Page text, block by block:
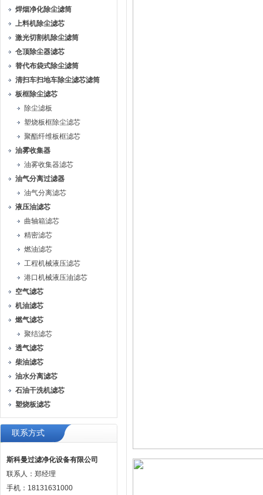
焊烟净化除尘滤筒
上料机除尘滤芯
激光切割机除尘滤筒
仓顶除尘器滤芯
替代布袋式除尘滤筒
清扫车扫地车除尘滤芯滤筒
板框除尘滤芯
除尘滤板
塑烧板框除尘滤芯
聚酯纤维板框滤芯
油雾收集器
油雾收集器滤芯
油气分离过滤器
油气分离滤芯
液压油滤芯
曲轴箱滤芯
精密滤芯
燃油滤芯
工程机械液压滤芯
港口机械液压油滤芯
空气滤芯
机油滤芯
燃气滤芯
聚结滤芯
透气滤芯
柴油滤芯
油水分离滤芯
石油干洗机滤芯
塑烧板滤芯
联系方式
斯科曼过滤净化设备有限公司
联系人：郑经理
手机：18131631000